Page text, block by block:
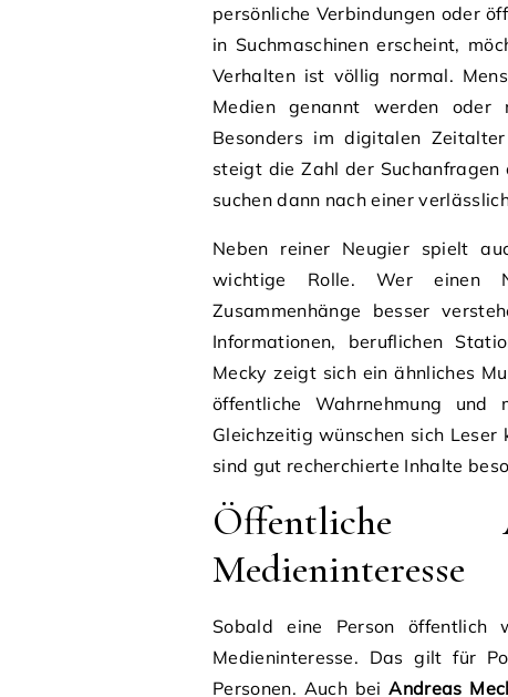
persönliche Verbindungen oder
in Suchmaschinen erscheint,
Verhalten ist völlig normal.
Medien genannt werden oder
Besonders im digitalen
steigt die Zahl der
suchen dann nach einer
Neben reiner Neugier spielt
wichtige Rolle. Wer einen
Zusammenhänge besser
Informationen, beruflichen
Mecky zeigt sich ein ähnliches
öffentliche Wahrnehmung und
Gleichzeitig wünschen sich
sind gut recherchierte Inhalte
Öffentliche
Medieninteresse
Sobald eine Person öffentlich
Medieninteresse. Das gilt für
Personen. Auch beiAndreas